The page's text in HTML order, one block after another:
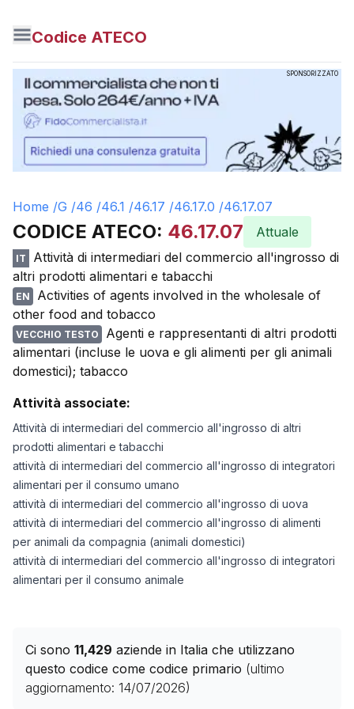
Codice ATECO
SPONSORIZZATO
Home /G /46 /46.1 /46.17 /46.17.0 /46.17.07
CODICE ATECO: 46.17.07 Attuale
IT
Attività di intermediari del commercio all'ingrosso di
altri prodotti alimentari e tabacchi
EN
Activities of agents involved in the wholesale of
other food and tobacco
VECCHIO TESTO
Agenti e rappresentanti di altri prodotti
alimentari (incluse le uova e gli alimenti per gli animali
domestici); tabacco
Attività associate:
Attività di intermediari del commercio all'ingrosso di altri
prodotti alimentari e tabacchi
attività di intermediari del commercio all'ingrosso di integratori
alimentari per il consumo umano
attività di intermediari del commercio all'ingrosso di uova
attività di intermediari del commercio all'ingrosso di alimenti
per animali da compagnia (animali domestici)
attività di intermediari del commercio all'ingrosso di integratori
alimentari per il consumo animale
Ci sono 11,429 aziende in Italia che utilizzano
questo codice come codice primario (ultimo
aggiornamento: 14/07/2026)